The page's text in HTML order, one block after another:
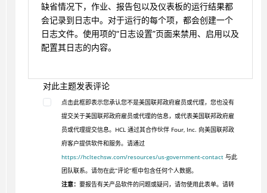
缺省情况下，作业、报告包以及仪表板的运行结果都
会记录到日志中。对于运行的每个项，都会创建一个
日志文件。使用项的“日志设置”页面来禁用、启用以及
配置其日志的内容。
对此主题发表评论
点击此框即表示您承认您不是美国联邦政府雇员或代理，您也没有
提交关于美国联邦政府雇员或代理的信息，或代表美国联邦政府雇
员或代理提交信息。HCL 通过其合作伙伴 Four, Inc. 向美国联邦政
府客户提供软件和服务。请通过
https://hcltechsw.com/resources/us-government-contact与此
团队联系。请勿在此“评论”框中包含任何个人数据。
注意： 要报告有关产品软件的问题或疑问，请勿使用此表单。请转